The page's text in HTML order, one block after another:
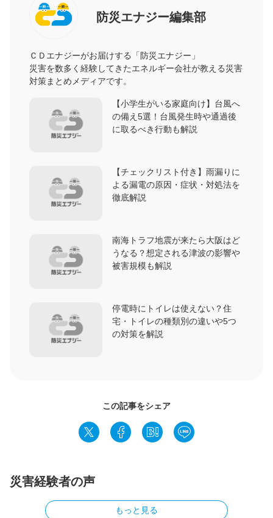
防災エナジー編集部
ＣＤエナジーがお届けする「防災エナジー」
災害を数多く経験してきたエネルギー会社が教える災害
対策まとめメディアです。
【小学生がいる家庭向け】台風へ
の備え5選！台風発生時や通過後
に取るべき行動も解説
【チェックリスト付き】雨漏りに
よる漏電の原因・症状・対処法を
徹底解説
南海トラフ地震が来たら大阪はど
うなる？想定される津波の影響や
被害規模も解説
停電時にトイレは使えない？住
宅・トイレの種類別の違いや5つ
の対策を解説
この記事をシェア
災害経験者の声
もっと見る